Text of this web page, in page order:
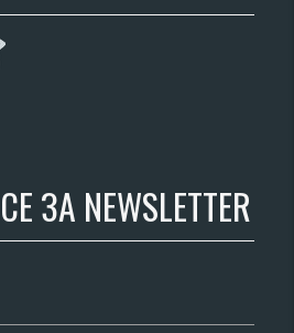
ЗА NEWSLETTER